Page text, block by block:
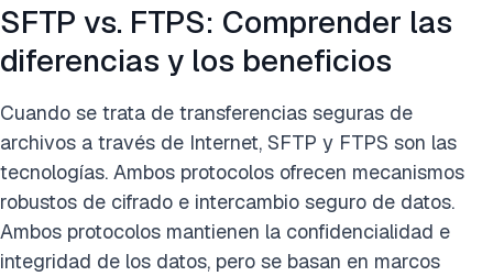
SFTP vs. FTPS: Comprender las
diferencias y los beneficios
Cuando se trata de transferencias seguras de
archivos a través de Internet, SFTP y FTPS son las
tecnologías. Ambos protocolos ofrecen mecanismos
robustos de cifrado e intercambio seguro de datos.
Ambos protocolos mantienen la confidencialidad e
integridad de los datos, pero se basan en marcos